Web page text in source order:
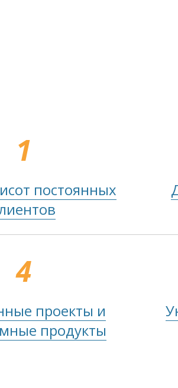
1
постоянных
4
проекты и
продукты